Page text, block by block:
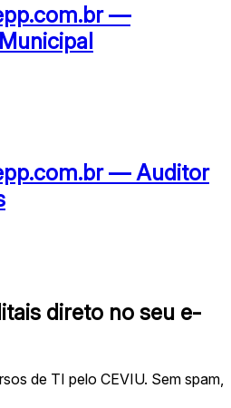
—
— Auditor
direto no seu e-
de TI pelo CEVIU. Sem spam,